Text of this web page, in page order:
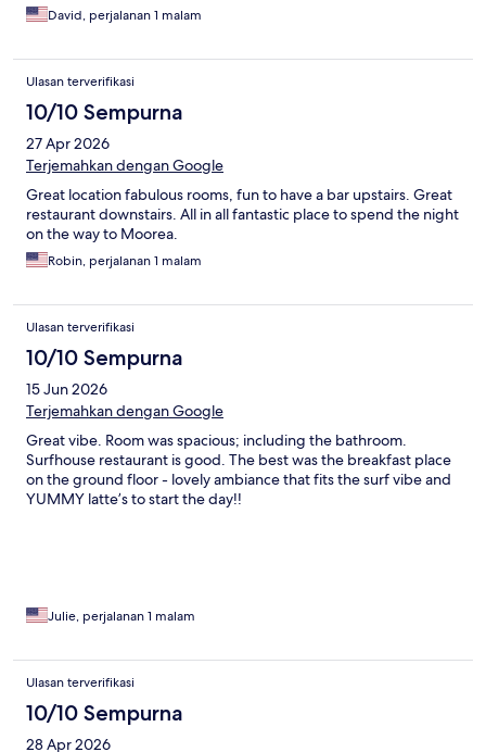
David, perjalanan 1 malam
Ulasan terverifikasi
10/10 Sempurna
27 Apr 2026
Terjemahkan dengan Google
Great location fabulous rooms, fun to have a bar upstairs. Great
restaurant downstairs. All in all fantastic place to spend the night
on the way to Moorea.
Robin, perjalanan 1 malam
Ulasan terverifikasi
10/10 Sempurna
15 Jun 2026
Terjemahkan dengan Google
Great vibe. Room was spacious; including the bathroom.
Surfhouse restaurant is good. The best was the breakfast place
on the ground floor - lovely ambiance that fits the surf vibe and
YUMMY latte’s to start the day!!
Julie, perjalanan 1 malam
Ulasan terverifikasi
10/10 Sempurna
28 Apr 2026